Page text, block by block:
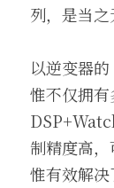
列，是当之
以逆变器
惟不仅拥
制精度高
惟有效解